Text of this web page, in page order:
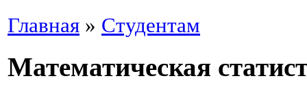
Главная » Студентам
Математическая